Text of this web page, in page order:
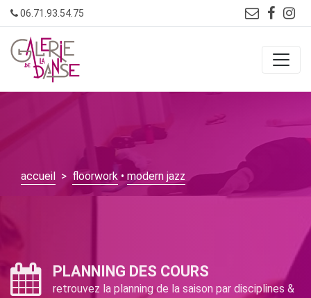
Skip
to
content
06.71.93.54.75
accueil > floorwork • modern jazz
PLANNING DES COURS
retrouvez la planning de la saison par disciplines &